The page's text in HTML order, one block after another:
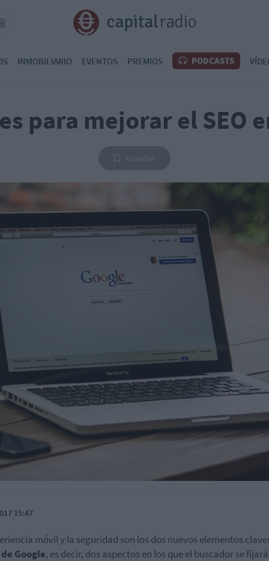
INMOBILIARIO EVENTOS PREMIOS PODCASTS
para mejorar el SEO
15:47
móvil y la seguridad son los dos nuevos elementos
Google, es decir, dos aspectos en los que el buscador se